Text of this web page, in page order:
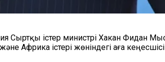
Сыртқы істер министрі Хакан Фидан
істері жөніндегі аға